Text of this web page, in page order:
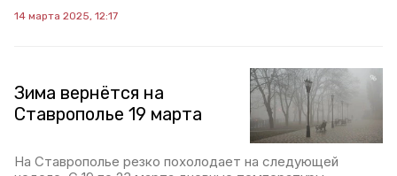
14 марта 2025, 12:17
Зима вернётся на
Ставрополье 19 марта
На Ставрополье резко похолодает на следующей